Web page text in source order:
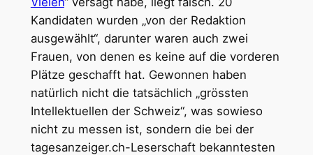
Kandidaten wurden „von der Redaktion
ausgewählt“, darunter waren auch zwei
Frauen, von denen es keine auf die vorderen
Plätze geschafft hat. Gewonnen haben
natürlich nicht die tatsächlich „grössten
Intellektuellen der Schweiz“, was sowieso
nicht zu messen ist, sondern die bei der
tagesanzeiger.ch-Leserschaft bekanntesten